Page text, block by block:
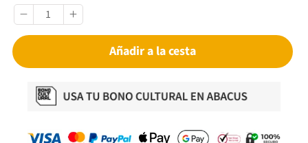
Añadir a la cesta